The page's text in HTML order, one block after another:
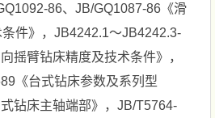
86、JB/GQ1087-86《滑
件》，JB4242.1～JB4242.3-
摇臂钻床精度及技术条件》，
《台式钻床参数及系列型
钻床主轴端部》，JB/T5764-